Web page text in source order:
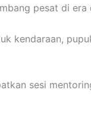
pesat di
kendaraan,
sesi